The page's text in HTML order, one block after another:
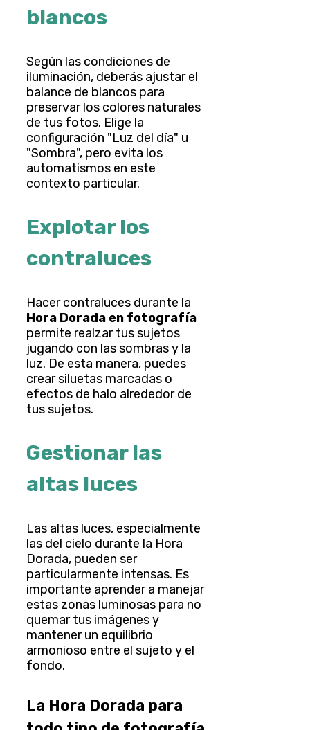
blancos
Según las condiciones de
iluminación, deberás ajustar el
balance de blancos para
preservar los colores naturales
de tus fotos. Elige la
configuración "Luz del día" u
"Sombra", pero evita los
automatismos en este
contexto particular.
Explotar los
contraluces
Hacer contraluces durante la
Hora Dorada en fotografía
permite realzar tus sujetos
jugando con las sombras y la
luz. De esta manera, puedes
crear siluetas marcadas o
efectos de halo alrededor de
tus sujetos.
Gestionar las
altas luces
Las altas luces, especialmente
las del cielo durante la Hora
Dorada, pueden ser
particularmente intensas. Es
importante aprender a manejar
estas zonas luminosas para no
quemar tus imágenes y
mantener un equilibrio
armonioso entre el sujeto y el
fondo.
La Hora Dorada para